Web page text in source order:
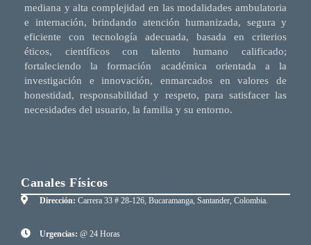
mediana y alta complejidad en las modalidades ambulatoria
e internación, brindando atención humanizada, segura y
eficiente con tecnología adecuada, basada en criterios
éticos, científicos con talento humano calificado;
fortaleciendo la formación académica orientada a la
investigación e innovación, enmarcados en valores de
honestidad, responsabilidad y respeto, para satisfacer las
necesidades del usuario, la familia y su entorno.
Canales Físicos
Dirección: Carrera 33 # 28-126, Bucaramanga, Santander, Colombia.
Urgencias: @ 24 Horas